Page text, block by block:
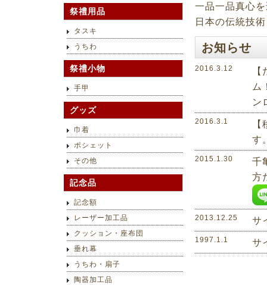
一品一品真心
日本の伝統技
お知らせ
2016.3.12
ム
ン
2016.3.1
す
2015.1.30
千
方
2013.12.25 サ
1997.1.1 サ
祭禮用品
タスキ
うちわ
祭禮小物
手甲
グッズ
巾着
ポシェット
その他
記念品
記念額
レーザー加工品
クッション・座布団
垂れ幕
うちわ・扇子
陶器加工品